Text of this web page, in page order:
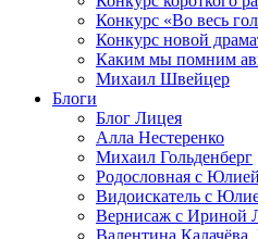
Конкурс «Во весь
Конкурс новой
Каким мы помним
Михаил Швейцер
Блоги
Блог Лицея
Алла Нестеренко
Михаил Гольденберг
Родословная с
Видоискатель с
Вернисаж с Ириной